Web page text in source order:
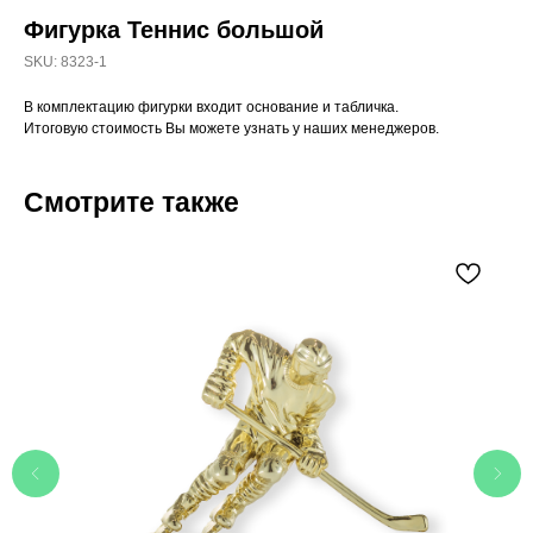
Фигурка Теннис большой
SKU: 8323-1
В комплектацию фигурки входит основание и табличка.
Итоговую стоимость Вы можете узнать у наших менеджеров.
Смотрите также